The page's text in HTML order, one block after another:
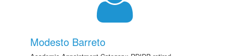
Modesto Barreto